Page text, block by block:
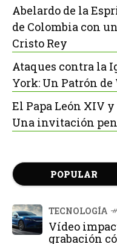
Abelardo de la
de Colombia con
Cristo Rey
Ataques contra la
York: Un Patrón
El Papa León XIV
Una invitación
POPULAR
TECNOLOGÍA
Vídeo
grabación